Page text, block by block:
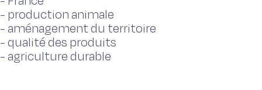
- production animale
- aménagement du territoire
-qualité des produits
- agriculture durable